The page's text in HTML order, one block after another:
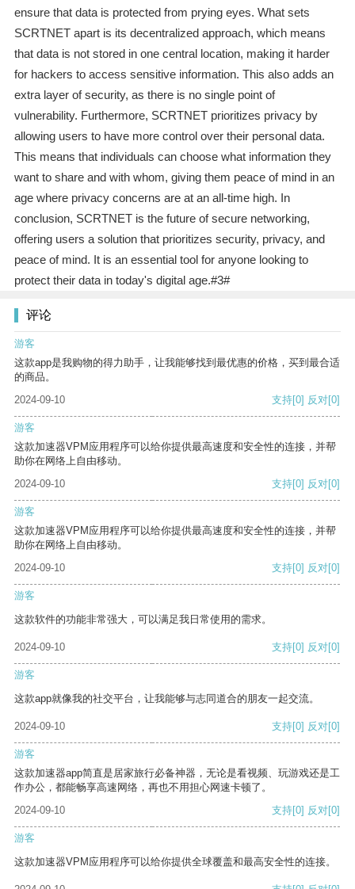
ensure that data is protected from prying eyes. What sets
SCRTNET apart is its decentralized approach, which means
that data is not stored in one central location, making it harder
for hackers to access sensitive information. This also adds an
extra layer of security, as there is no single point of
vulnerability. Furthermore, SCRTNET prioritizes privacy by
allowing users to have more control over their personal data.
This means that individuals can choose what information they
want to share and with whom, giving them peace of mind in an
age where privacy concerns are at an all-time high. In
conclusion, SCRTNET is the future of secure networking,
offering users a solution that prioritizes security, privacy, and
peace of mind. It is an essential tool for anyone looking to
protect their data in today's digital age.#3#
评论
游客
这款app是我购物的得力助手，让我能够找到最优惠的价格，买到最合适
的商品。
2024-09-10
支持[0] 反对[0]
游客
这款加速器VPM应用程序可以给你提供最高速度和安全性的连接，并帮
助你在网络上自由移动。
2024-09-10
支持[0] 反对[0]
游客
这款加速器VPM应用程序可以给你提供最高速度和安全性的连接，并帮
助你在网络上自由移动。
2024-09-10
支持[0] 反对[0]
游客
这款软件的功能非常强大，可以满足我日常使用的需求。
2024-09-10 支持[0] 反对[0]
游客
这款app就像我的社交平台，让我能够与志同道合的朋友一起交流。
2024-09-10 支持[0] 反对[0]
游客
这款加速器app简直是居家旅行必备神器，无论是看视频、玩游戏还是工
作办公，都能畅享高速网络，再也不用担心网速卡顿了。
2024-09-10
支持[0] 反对[0]
游客
这款加速器VPM应用程序可以给你提供全球覆盖和最高安全性的连接。